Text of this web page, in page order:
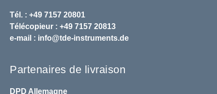
Tél. : +49 7157 20801
Télécopieur : +49 7157 20813
e-mail : info@tde-instruments.de
Partenaires de livraison
DPD Allemagne